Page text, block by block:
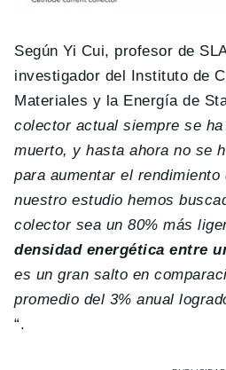
Según Yi Cui, profesor de
investigador del Instituto de
Materiales y la Energía de
colector actual siempre se
muerto, y hasta ahora no se
para aumentar el
nuestro estudio hemos
colector sea un 80% más
densidad energética entre
es un gran salto en
promedio del 3% anual
“.